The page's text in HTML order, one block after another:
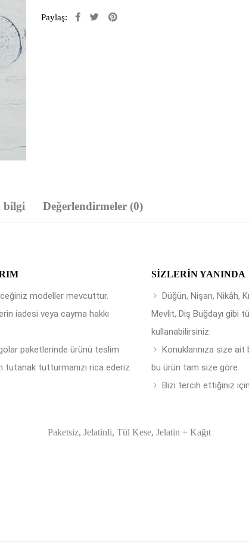
Paylaş:
bilgi Değerlendirmeler (0)
modeller mevcuttur.
iadesi veya cayma hakkı
paketlerinde ürünü teslim
tutanak tutturmanızı rica ederiz.
SIZLERIN YANINDA
Düğün, Nişan, Nikâh,
Mevlit, Diş Buğdayı gibi
kullanabilirsiniz.
Konuklarınıza size
bu ürün tam size göre.
Bizi tercih ettiğiniz
Paketsiz, Jelatinli, Tül Kese, Jelatin + Kağıt